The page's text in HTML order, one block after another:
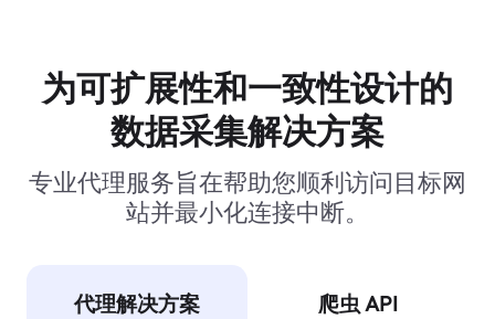
为可扩展性和一致性设计的
数据采集解决方案
专业代理服务旨在帮助您顺利访问目标网
站并最小化连接中断。
代理解决方案 爬虫 API